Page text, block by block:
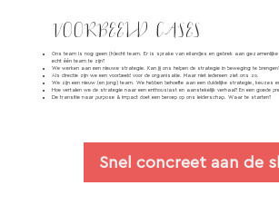
VOORBEELD CASES
Ons team is nog geen (h)echt team. Er is sprake van eilandjes en gebrek aan gezamenlijke
echt één team te zijn?
We werken aan een nieuwe strategie. Kan jij ons helpen de strategie in beweging te brengen?
Als directie zijn we een voorbeeld voor de organisatie. Maar niet iedereen ziet ons zo.
We zijn een nieuw (en jong) team. We hebben behoefte aan een duidelijke strategie, keuzes
Hoe vertalen we de strategie naar een enthousiast en aanstekelijk verhaal? En een goede
De transitie naar purpose & impact doet een beroep op ons leiderschap. Waar te starten?
Snel concreet aan de